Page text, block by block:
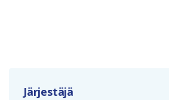
Järjestäjä